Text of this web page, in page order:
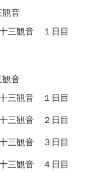
観音
三観音 １日目
観音
三観音 １日目
三観音 ２日目
三観音 ３日目
三観音 ４日目